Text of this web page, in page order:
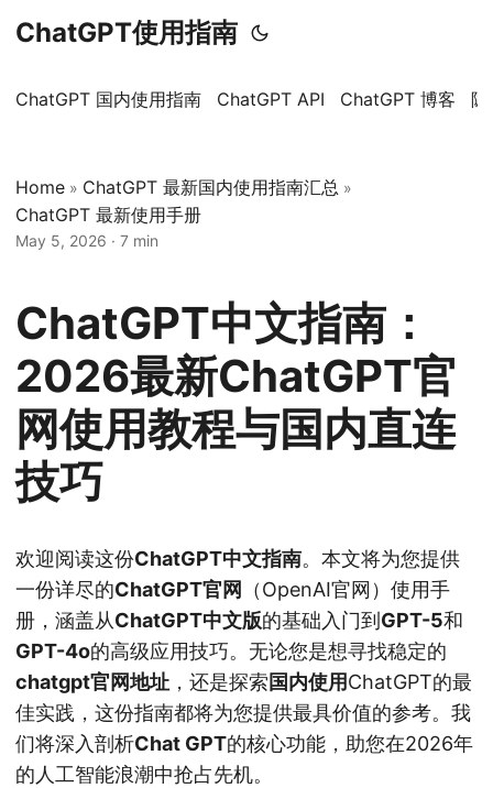
ChatGPT使用指南
ChatGPT 国内使用指南 ChatGPT API ChatGPT 博客
Home » ChatGPT 最新国内使用指南汇总 »
ChatGPT 最新使用手册
May 5, 2026 · 7 min
ChatGPT中文指南：
2026最新ChatGPT官
网使用教程与国内直连
技巧
欢迎阅读这份ChatGPT中文指南。本文将为您提供
一份详尽的ChatGPT官网
（OpenAI官网）使用手
册，涵盖从ChatGPT中文版的基础入门到 GPT-5和
GPT-4o的高级应用技巧。无论您是想寻找稳定的
chatgpt官网地址 ，还是探索国内使用ChatGPT的最
佳实践，这份指南都将为您提供最具价值的参考。我
们将深入剖析Chat GPT的核心功能，助您在2026年
的人工智能浪潮中抢占先机。